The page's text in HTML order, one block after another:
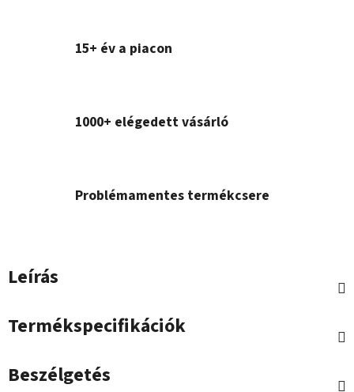
15+ év a piacon
1000+ elégedett vásárló
Problémamentes termékcsere
Leírás
Termékspecifikációk
Beszélgetés